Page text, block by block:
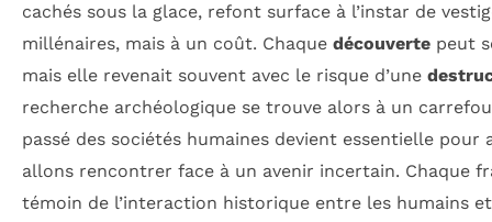
cachés sous la glace, refont surface à l’instar de
millénaires, mais à un coût. Chaque découverte peut
mais elle revenait souvent avec le risque d’une
recherche archéologique se trouve alors à un
passé des sociétés humaines devient essentielle
allons rencontrer face à un avenir incertain. Chaque
témoin de l’interaction historique entre les humains